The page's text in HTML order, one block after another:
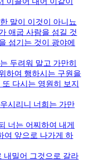
말이 이것이 아니뇨
애굽 사람을 섬길 것
섬기는 것이 광야에
두려워 말고 가만히
하여 행하시는 구원을
다시는 영원히 보지
시리니 너희는 가만
너는 어찌하여 내게
여 앞으로 나가게 하
내밀어 그것으로 갈라